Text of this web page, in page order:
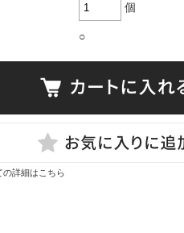
個
○
の詳細はこちら